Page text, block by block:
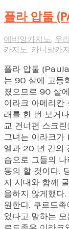
폴라 압둘
에비앙카지노, 우
카지노, 카니발카
폴라 압둘
는 90 살에 고등
졌으므로 90 살
이라크 아메리
래를 한 번 보거
교 건너편 스크
그녀는 이라크가
엘과 20 년 간의
습으로 그들의
동의 할 것이다.
지 시대와 함께
을하지 않게했다
원한다. 쿠르드
었다고 말하는